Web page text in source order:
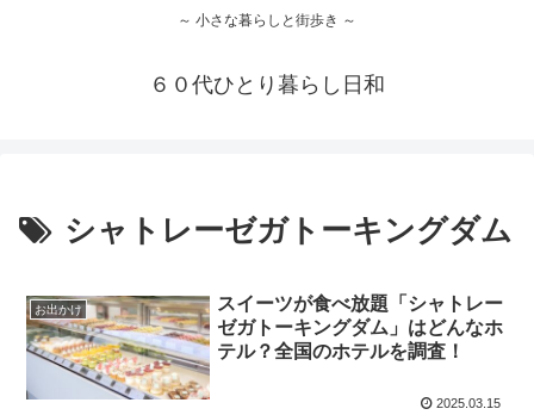
～ 小さな暮らしと街歩き ～
６０代ひとり暮らし日和
シャトレーゼガトーキングダム
お出かけ
スイーツが食べ放題「シャトレー
ゼガトーキングダム」はどんなホ
テル？全国のホテルを調査！
2025.03.15